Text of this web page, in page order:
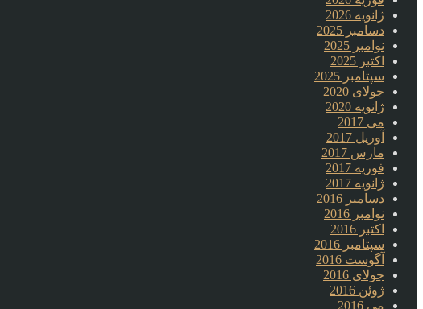
ژانویه 2026
دسامبر 2025
نوامبر 2025
اکتبر 2025
سپتامبر 2025
جولای 2020
ژانویه 2020
می 2017
آوریل 2017
مارس 2017
فوریه 2017
ژانویه 2017
دسامبر 2016
نوامبر 2016
اکتبر 2016
سپتامبر 2016
آگوست 2016
جولای 2016
ژوئن 2016
می 2016